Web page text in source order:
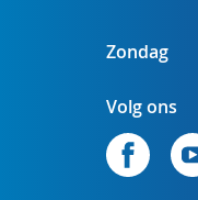
Zondag
Volg ons